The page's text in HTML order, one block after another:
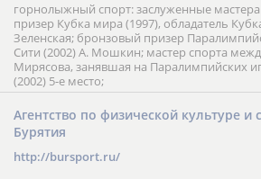
горнолыжный спорт: заслуженные
призер Кубка мира (1997), обладатель
Зеленская; бронзовый призер
Сити (2002) А. Мошкин; мастер спорта
Мирясова, занявшая на Паралимпийских
(2002) 5-е место;
Агентство по физической культуре и
Бурятия
http://bursport.ru/